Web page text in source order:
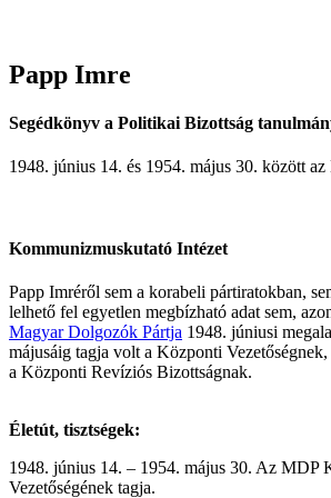
Papp Imre
Segédkönyv a Politikai Bizottság
1948. június 14. és 1954. május 30. között
Kommunizmuskutató Intézet
Papp Imréről sem a korabeli pártiratokban,
lelhető fel egyetlen megbízható adat sem,
Magyar Dolgozók Pártja 1948. júniusi
májusáig tagja volt a Központi
a Központi Revíziós Bizottságnak.
Életút, tisztségek:
1948. június 14. – 1954. május 30. Az MDP
Vezetőségének tagja.